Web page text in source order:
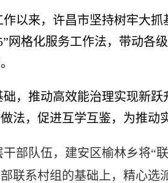
以来，许昌市坚持树牢大
网格化服务工作法，带动
，推动高效能治理实现新
法，促进互学互鉴，为推动
部队伍，建安区榆林乡将“
联系村组的基础上，精心选